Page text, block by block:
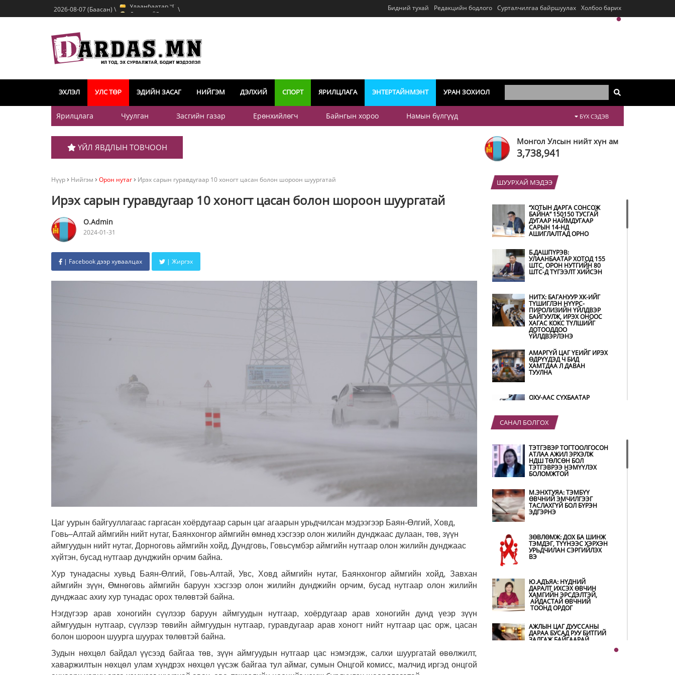
2026-08-07 (Баасан) \
Дархан oC
Эрдэнэт C
\ Бидний тухай Редакцийн бодлого Сурталчилгаа байршуулах Холбоо барих
ЭХЛЭЛ УЛС ТӨР ЭДИЙН ЗАСАГ НИЙГЭМ ДЭЛХИЙ СПОРТ ЯРИЛЦЛАГА ЭНТЕРТАЙНМЭНТ УРАН ЗОХИОЛ
Ярилцлага Чуулган Засгийн газар Ерөнхийлөгч Байнгын хороо Намын бүлгүүд БҮХ СЭДЭВ
ҮЙЛ ЯВДЛЫН ТОВЧООН
Монгол Улсын нийт хүн ам
3,738,941
Нүүр Нийгэм Орон нутаг Ирэх сарын гуравдугаар 10 хоногт цасан болон шороон шуургатай
Ирэх сарын гуравдугаар 10 хоногт цасан болон шороон шуургатай
O.Admin
2024-01-31
| Facebook дээр хуваалцах | Жиргэх
Цаг уурын байгууллагаас гаргасан хоёрдугаар сарын цаг агаарын урьдчилсан мэдээгээр Баян-Өлгий, Ховд,
Говь–Алтай аймгийн нийт нутаг, Баянхонгор аймгийн өмнөд хэсгээр олон жилийн дунджаас дулаан, төв, зүүн
аймгуудын нийт нутаг, Дорноговь аймгийн хойд, Дундговь, Говьсүмбэр аймгийн нутгаар олон жилийн дунджаас
хүйтэн, бусад нутгаар дунджийн орчим байна.
Хур тунадасны хувьд Баян-Өлгий, Говь-Алтай, Увс, Ховд аймгийн нутаг, Баянхонгор аймгийн хойд, Завхан
аймгийн зүүн, Өмнөговь аймгийн баруун хэсгээр олон жилийн дунджийн орчим, бусад нутгаар олон жилийн
дунджаас ахиу хур тунадас орох төлөвтэй байна.
Нэгдүгээр арав хоногийн сүүлээр баруун аймгуудын нутгаар, хоёрдугаар арав хоногийн дунд үеэр зүүн
аймгуудын нутгаар, сүүлээр төвийн аймгуудын нутгаар, гуравдугаар арав хоногт нийт нутгаар цас орж, цасан
болон шороон шуурга шуурах төлөвтэй байна.
Зудын нөхцөл байдал үүсээд байгаа төв, зүүн аймгуудын нутгаар цас нэмэгдэж, салхи шуургатай өвөлжилт,
хаваржилтын нөхцөл улам хүндрэх нөхцөл үүсэж байгаа тул аймаг, сумын Онцгой комисс, малчид иргэд онцгой
ШУУРХАЙ МЭДЭЭ
“ХОТЫН ДАРГА СОНСОЖ
БАЙНА” 150150 ТУСГАЙ
ДУГААР НАЙМДУГААР
САРЫН 14-НД
АШИГЛАЛТАД ОРНО
Б.ДАШПҮРЭВ:
УЛААНБААТАР ХОТОД 155
ШТС, ОРОН НУТГИЙН 80
ШТС-Д ТҮГЭЭЛТ ХИЙСЭН
НИТХ: БАГАНУУР ХК-ИЙГ
ТҮШИГЛЭН НҮҮРС-
ПИРОЛИЗИЙН ҮЙЛДВЭР
БАЙГУУЛЖ, ИРЭХ ОНООС
ХАГАС КОКС ТҮЛШИЙГ
ДОТООДДОО
ҮЙЛДВЭРЛЭНЭ
АМАРГҮЙ ЦАГ ҮЕИЙГ ИРЭХ
ӨДРҮҮДЭД Ч БИД
ХАМТДАА Л ДАВАН
ТУУЛНА
ОХУ-ААС СҮХБААТАР
АЮУЛААС СЭРГИЙЛЖ,
ХОЛБОГДОХ
БАЙГУУЛЛАГУУД
ӨНДӨРЖҮҮЛСЭН БЭЛЭН
БАЙДАЛД АЖИЛЛАЖ
НИТХ-ЫН ТӨЛӨӨЛӨГЧИД
COP17 БАГА ХУРЛЫН
БЭЛТГЭЛ АЖЛЫН ТАЛААР
МЭДЭЭЛЭЛ СОНСЛОО
МОНГОЛ УЛС “COP17”-Д
“ТАЛ ХЭЭРИЙН
ТӨЛӨВЛӨГӨӨ”-ГӨӨ
НӨӨЦИЙН МАХНЫ
ХУДАЛДАА,
БОРЛУУЛАЛТЫГ НЭЭЛТТЭЙ
ИЛ ТОД БОЛГОНО
БҮХ ШАТАНД
ХЭМНЭЛТИЙН ГОРИМД
САНАЛ БОЛГОХ
ТЭТГЭВЭР ТОГТООЛГОСОН
АТЛАА АЖИЛ ЭРХЭЛЖ
НДШ ТӨЛСӨН БОЛ
ТЭТГЭВРЭЭ НЭМҮҮЛЭХ
БОЛОМЖТОЙ
М.ЭНХТУЯА: ТЭМБҮҮ
ӨВЧНИЙ ЭМЧИЛГЭЭГ
ТАСЛАХГҮЙ БОЛ БҮРЭН
ЭДГЭРНЭ
ЗӨВЛӨМЖ: ДОХ БА ШИНЖ
ТЭМДЭГ, ТҮҮНЭЭС ХЭРХЭН
УРЬДЧИЛАН СЭРГИЙЛЭХ
ВЭ
Ю.АДЪЯА: НҮДНИЙ
ДАРАЛТ ИХСЭХ ӨВЧИН
ХАМГИЙН ЭРСДЭЛТЭЙ,
АЙДАСТАЙ ӨВЧНИЙ
ТООНД ОРДОГ
АЖЛЫН ЦАГ ДУУССАНЫ
ДАРАА БУСАД РУУ БИТГИЙ
ЗАЛГАЖ БАЙГААРАЙ